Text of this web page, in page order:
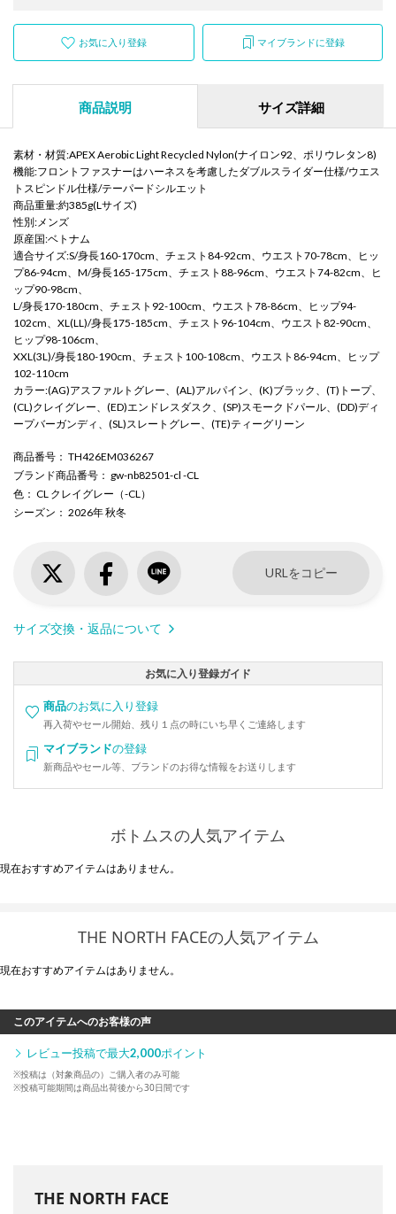
お気に入り登録 マイブランドに登録
商品説明 サイズ詳細
素材・材質:APEX Aerobic Light Recycled Nylon(ナイロン92、ポリウレタン8)
機能:フロントファスナーはハーネスを考慮したダブルスライダー仕様/ウエス
トスピンドル仕様/テーパードシルエット
商品重量:約385g(Lサイズ)
性別:メンズ
原産国:ベトナム
適合サイズ:S/身長160-170cm、チェスト84-92cm、ウエスト70-78cm、ヒッ
プ86-94cm、M/身長165-175cm、チェスト88-96cm、ウエスト74-82cm、ヒ
ップ90-98cm、
L/身長170-180cm、チェスト92-100cm、ウエスト78-86cm、ヒップ94-
102cm、XL(LL)/身長175-185cm、チェスト96-104cm、ウエスト82-90cm、
ヒップ98-106cm、
XXL(3L)/身長180-190cm、チェスト100-108cm、ウエスト86-94cm、ヒップ
102-110cm
カラー:(AG)アスファルトグレー、(AL)アルパイン、(K)ブラック、(T)トープ、
(CL)クレイグレー、(ED)エンドレスダスク、(SP)スモークドパール、(DD)ディ
ープバーガンディ、(SL)スレートグレー、(TE)ティーグリーン
商品番号 ： TH426EM036267
ブランド商品番号 ： gw-nb82501-cl -CL
色 ： CL クレイグレー（-CL）
シーズン ： 2026年 秋冬
URLをコピー
サイズ交換・返品について
お気に入り登録ガイド
商品のお気に入り登録
再入荷やセール開始、残り１点の時にいち早くご連絡します
マイブランドの登録
新商品やセール等、ブランドのお得な情報をお送りします
ボトムスの人気アイテム
現在おすすめアイテムはありません。
THE NORTH FACEの人気アイテム
現在おすすめアイテムはありません。
このアイテムへのお客様の声
レビュー投稿で最大2,000ポイント
※投稿は（対象商品の）ご購入者のみ可能
※投稿可能期間は商品出荷後から30日間です
THE NORTH FACE